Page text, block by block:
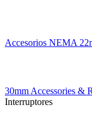
Accesorios NEMA
30mm Accessories &
Interruptores